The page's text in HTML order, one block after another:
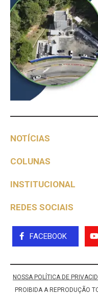
NOTÍCIAS
COLUNAS
INSTITUCIONAL
REDES SOCIAIS
FACEBOOK
NOSSA POLÍTICA DE
PROIBIDA A REPRODUÇÃO